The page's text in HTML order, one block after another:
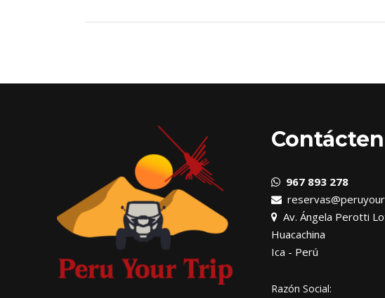
967 893 278
Av. Ángela Perotti
Huacachina
Ica - Perú
Razón Social: